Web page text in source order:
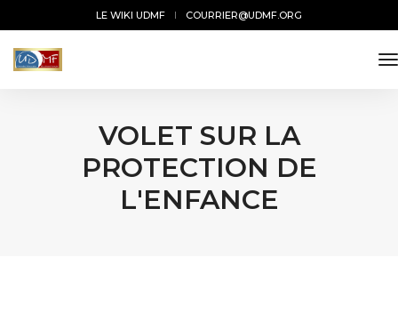
LE WIKI UDMF COURRIER@UDMF.ORG
VOLET SUR LA
PROTECTION DE
L'ENFANCE